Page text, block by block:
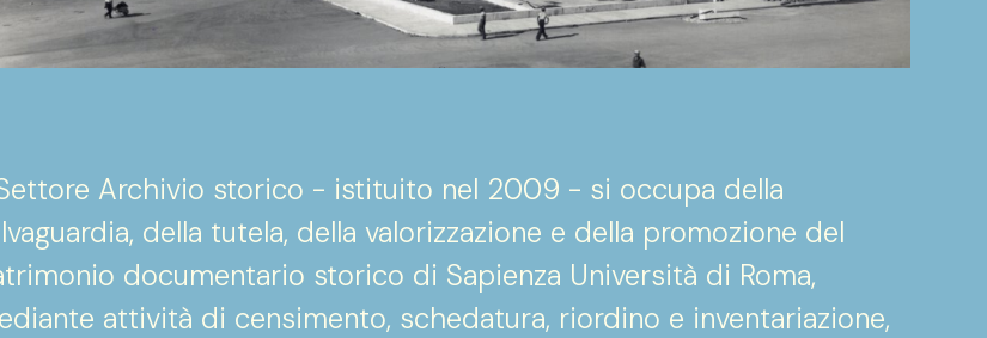
Archivio storico - istituito nel 2009 - si occupa della
della tutela, della valorizzazione e della promozione del
documentario storico di Sapienza Università di Roma,
attività di censimento, schedatura, riordino e inventariazione,